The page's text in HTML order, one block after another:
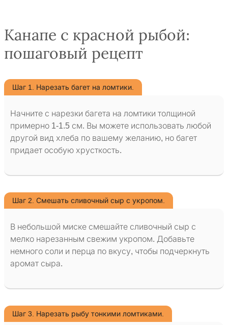
Канапе с красной рыбой:
пошаговый рецепт
Шаг 1. Нарезать багет на ломтики.
Начните с нарезки багета на ломтики толщиной
примерно 1-1.5 см. Вы можете использовать любой
другой вид хлеба по вашему желанию, но багет
придает особую хрусткость.
Шаг 2. Смешать сливочный сыр с укропом.
В небольшой миске смешайте сливочный сыр с
мелко нарезанным свежим укропом. Добавьте
немного соли и перца по вкусу, чтобы подчеркнуть
аромат сыра.
Шаг 3. Нарезать рыбу тонкими ломтиками.